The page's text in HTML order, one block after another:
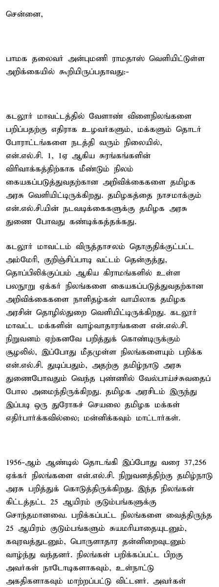
சென்னை,
பாமக தலைவர் அன்புமணி ராமதாஸ் வெளியிட்டுள்ள
அறிக்கையில் கூறியிருப்பதாவது:-
கடலூர் மாவட்டத்தில் வேளாண் விளைநிலங்களை
பறிப்பதற்கு எதிராக உழவர்களும், மக்களும் தொடர்
போராட்டங்களை நடத்தி வரும் நிலையில்,
என்.எல்.சி. 1, 1ஏ ஆகிய சுரங்கங்களின்
விரிவாக்கத்திற்காக மீண்டும் நிலம்
கையகப்படுத்துவதற்கான அறிவிக்கைகளை தமிழக
அரசு வெளியிட்டிருக்கிறது. தமிழகத்தை நாசமாக்கும்
என்.எல்.சி.யின் நடவடிக்கைகளுக்கு தமிழக அரசு
துணை போவது கண்டிக்கத்தக்கது.
கடலூர் மாவட்டம் விருத்தாசலம் தொகுதிக்குட்பட்ட
அம்மேரி, குறிஞ்சிப்பாடி வட்டம் தென்குத்து,
தொப்பிலிக்குப்பம் ஆகிய கிராமங்களில் உள்ள
பலநூறு ஏக்கர் நிலங்களை கையகப்படுத்துவதற்கான
அறிவிக்கைகளை நாளிதழ்கள் வாயிலாக தமிழக
அரசின் தொழில்துறை வெளியிட்டிருக்கிறது. கடலூர்
மாவட்ட மக்களின் வாழ்வாதாரங்களை என்.எல்.சி.
நிறுவனம் ஏற்கனவே பறித்துக் கொண்டிருக்கும்
சூழலில், இப்போது மீதமுள்ள நிலங்களையும் பறிக்க
என்.எல்.சி. துடிப்பதும், அதற்கு தமிழ்நாடு அரசு
துணைபோவதும் வெந்த புண்ணில் வேல்பாய்ச்சுவதைப்
போல அமைந்திருக்கிறது. தமிழக அரசிடம் இருந்து
இப்படி ஒரு துரோகச் செயலை தமிழக மக்கள்
எதிர்பார்க்கவில்லை; மன்னிக்கவும் மாட்டார்கள்.
1956-ஆம் ஆண்டில் தொடங்கி இப்போது வரை 37,256
ஏக்கர் நிலங்களை என்.எல்.சி. நிறுவனத்திற்கு தமிழ்நாடு
அரசு பறித்துக் கொடுத்திருக்கிறது. இந்த நிலங்கள்
கிட்டத்தட்ட 25 ஆயிரம் குடும்பங்களுக்கு
சொந்தமானவை. பறிக்கப்பட்ட நிலங்களை வைத்திருந்த
25 ஆயிரம் குடும்பங்களும் சுயமரியாதையுடனும்,
கவுரவத்துடனும், பொருளாதார தன்னிறைவுடனும்
வாழ்ந்து வந்தனர். நிலங்கள் பறிக்கப்பட்ட பிறகு
அவர்கள் நாடோடிகளாகவும், உள்நாட்டு
அகதிகளாகவும் மாற்றப்பட்டு விட்டனர். அவர்கள்